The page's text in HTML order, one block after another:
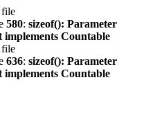
file
580: sizeof(): Parameter
Countable
file
636: sizeof(): Parameter
Countable